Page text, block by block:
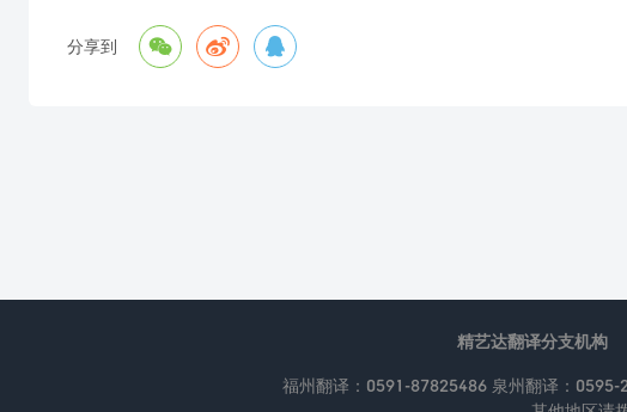
分享到   
精艺达翻译分支机构
福州翻译：0591-87825486 泉州翻译：